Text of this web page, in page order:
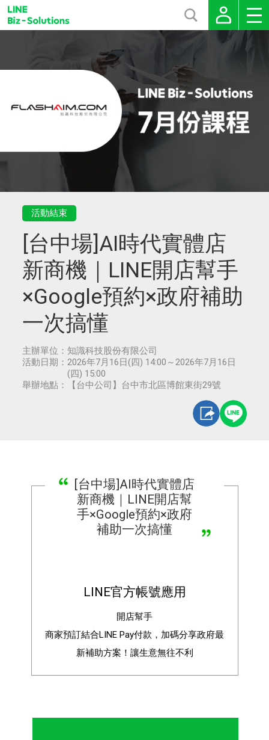
活動結束
[台中場]AI時代實體店
新商機｜LINE開店幫手
×Google預約×政府補助
一次搞懂
主辦單位： 知識科技股份有限公司
活動日期： 2026年7月16日(四) 14:00～2026年7月16日
(四) 15:00
舉辦地點：
【台中公司】台中市北區博館東街29號
[台中場]AI時代實體店
新商機｜LINE開店幫
手×Google預約×政府
補助一次搞懂
LINE官方帳號應用
開店幫手
商家預訂結合LINE Pay付款，加碼分享政府最
新補助方案！讓生意無往不利